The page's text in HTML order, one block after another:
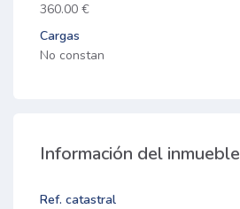
360.00 €
Cargas
No constan
Información del inmueble
Ref. catastral